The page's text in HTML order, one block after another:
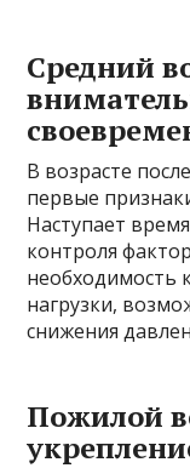
Средний
В возрасте
первые
Наступает
контроля
необходимость
нагрузки,
снижения
Пожилой